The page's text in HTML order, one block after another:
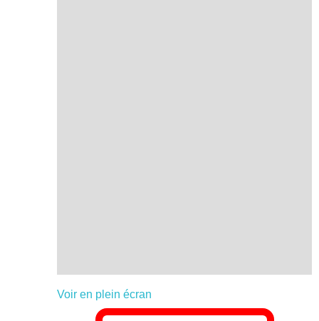
Voir en plein écran